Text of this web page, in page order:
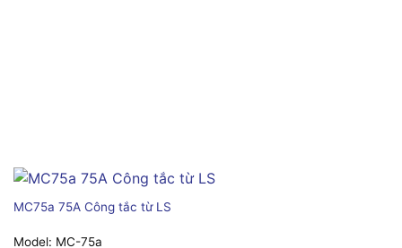
MC75a 75A Công tắc từ LS
Model: MC-75a